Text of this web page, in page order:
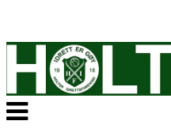
Veksle
navigasjon